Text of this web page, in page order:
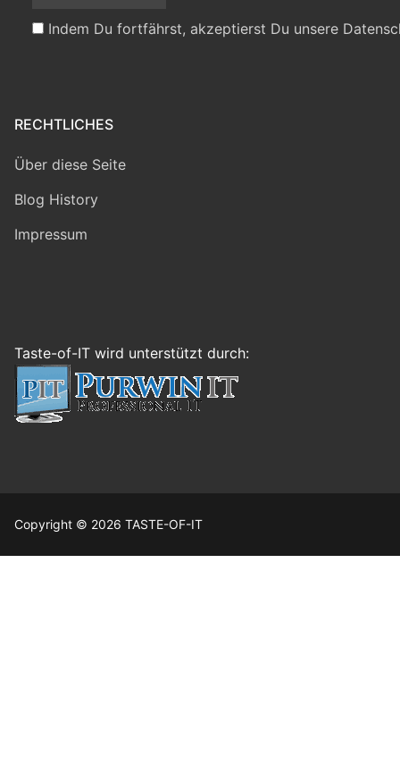
Indem Du fortfährst, akzeptierst Du unsere
RECHTLICHES
Über diese Seite
Blog History
Impressum
Taste-of-IT wird unterstützt durch:
Copyright © 2026 TASTE-OF-IT